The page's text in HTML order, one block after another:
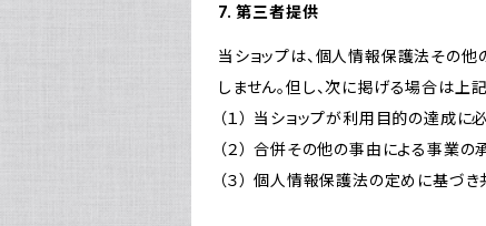
7. 第三者提供
当ショップは、個人情報保護法その
しません。但し、次に掲げる場合は
（１） 当ショップが利用目的の達成
（２） 合併その他の事由による事業
（３） 個人情報保護法の定めに基づ